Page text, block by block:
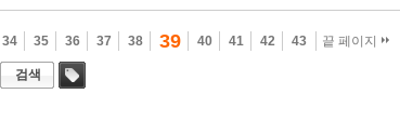
34 35 36 37 38 39 40 41 42 43 끝 페이지
검색